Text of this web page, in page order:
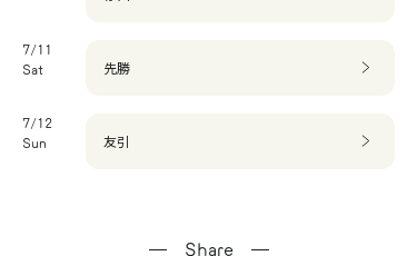
7/11
Sat
先勝
7/12
Sun
友引
Share